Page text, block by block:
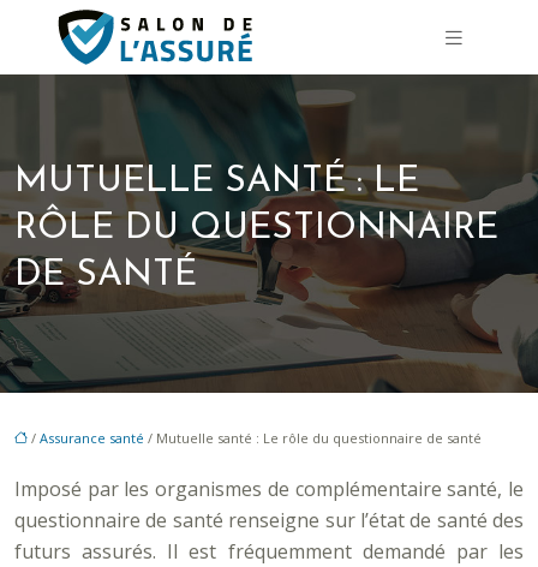
MUTUELLE SANTÉ : LE
RÔLE DU QUESTIONNAIRE
DE SANTÉ
/ Assurance santé / Mutuelle santé : Le rôle du questionnaire de santé
Imposé par les organismes de complémentaire santé, le
questionnaire de santé renseigne sur l’état de santé des
futurs assurés. Il est fréquemment demandé par les